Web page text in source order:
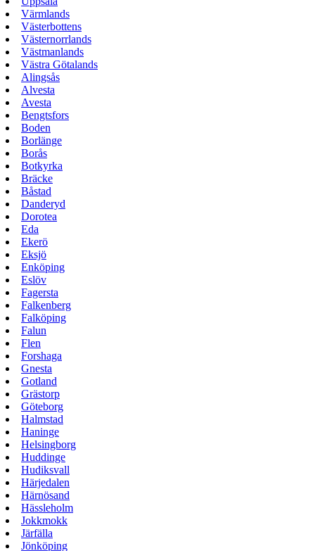
Värmlands
Västerbottens
Västernorrlands
Västmanlands
Västra Götalands
Alingsås
Alvesta
Avesta
Bengtsfors
Boden
Borlänge
Borås
Botkyrka
Bräcke
Båstad
Danderyd
Dorotea
Eda
Ekerö
Eksjö
Enköping
Eslöv
Fagersta
Falkenberg
Falköping
Falun
Flen
Forshaga
Gnesta
Gotland
Grästorp
Göteborg
Halmstad
Haninge
Helsingborg
Huddinge
Hudiksvall
Härjedalen
Härnösand
Hässleholm
Jokkmokk
Järfälla
Jönköping